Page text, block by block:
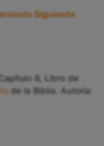
Siguiente
8, Libro de
de la Biblia. Autoría: